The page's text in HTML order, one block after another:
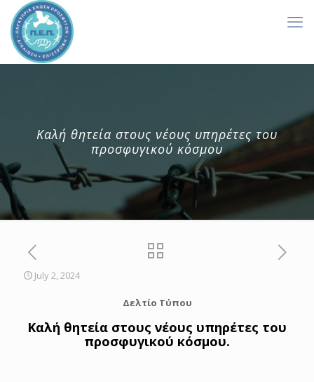
Καλή θητεία στους νέους υπηρέτες του
προσφυγικού κόσμου
July 2, 2024
Δελτίο Τύπου
Καλή θητεία στους νέους υπηρέτες του
προσφυγικού κόσμου.